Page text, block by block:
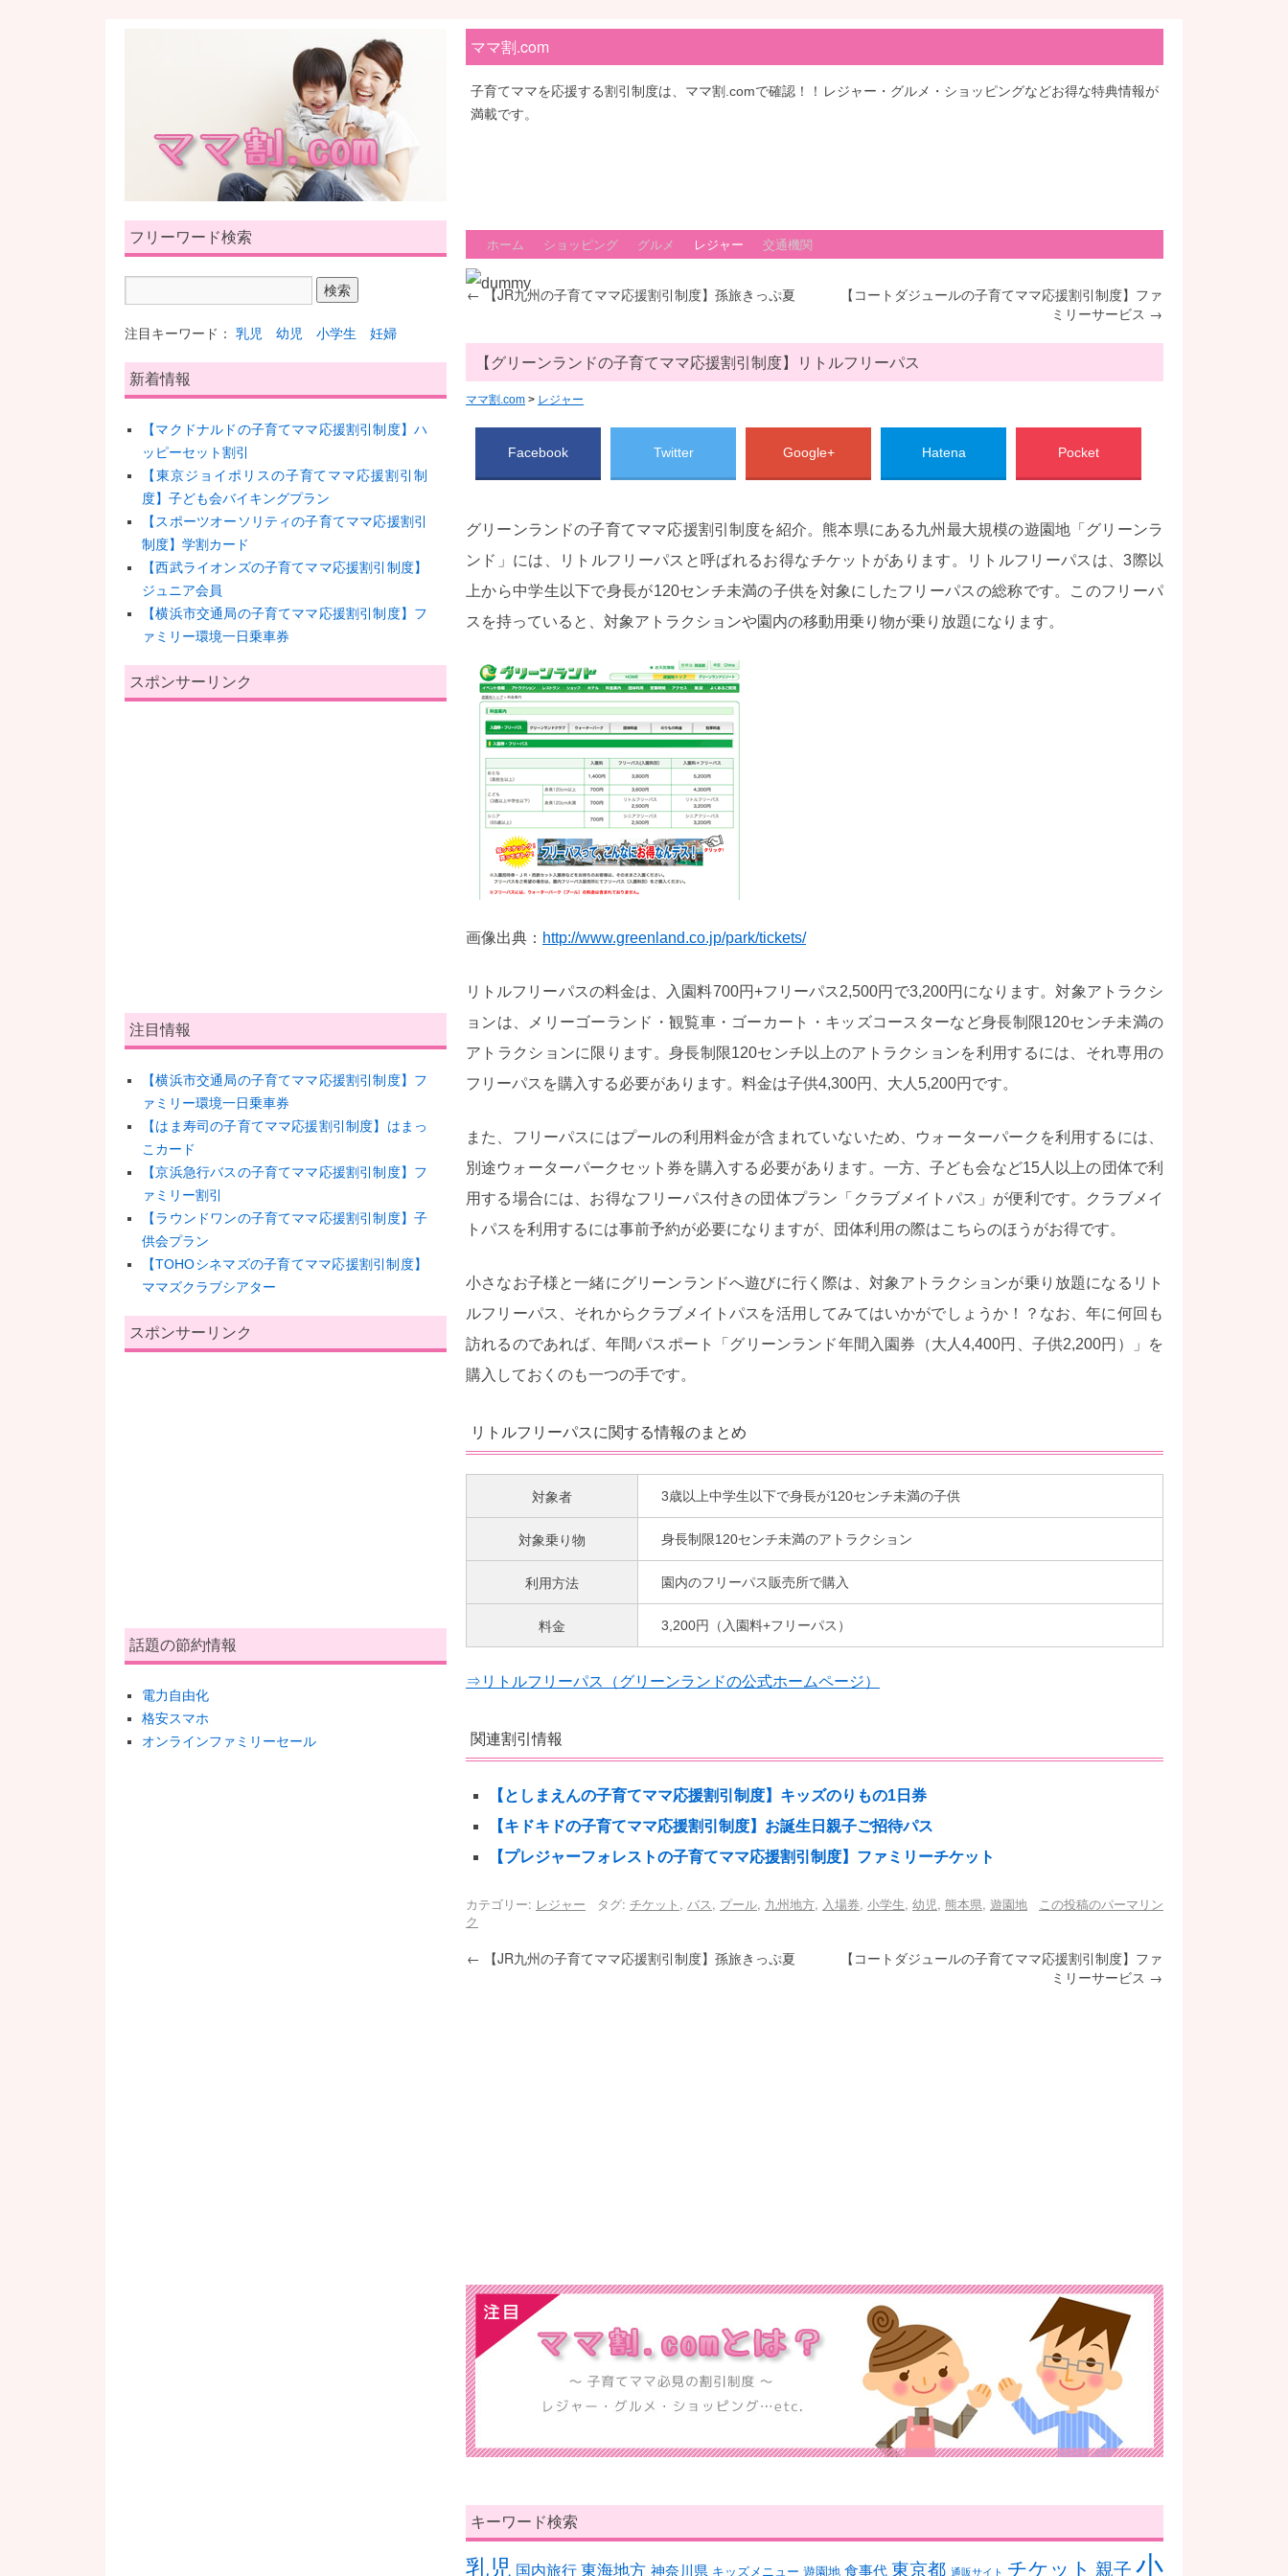
ママ割.com
子育てママを応援する割引制度は、ママ割.comで確認！！レジャー・グルメ・ショッピングなどお得な特典情報が
満載です。
ホーム ショッピング グルメ レジャー 交通機関
← 【JR九州の子育てママ応援割引制度】孫旅きっぷ夏
【コートダジュールの子育てママ応援割引制度】ファ
ミリーサービス →
【グリーンランドの子育てママ応援割引制度】リトルフリーパス
ママ割.com > レジャー
Facebook Twitter Google+ Hatena Pocket
グリーンランドの子育てママ応援割引制度を紹介。熊本県にある九州最大規模の遊園地「グリーンラ
ンド」には、リトルフリーパスと呼ばれるお得なチケットがあります。リトルフリーパスは、3際以
上から中学生以下で身長が120センチ未満の子供を対象にしたフリーパスの総称です。このフリーパ
スを持っていると、対象アトラクションや園内の移動用乗り物が乗り放題になります。
画像出典： http://www.greenland.co.jp/park/tickets/
リトルフリーパスの料金は、入園料700円+フリーパス2,500円で3,200円になります。対象アトラクシ
ョンは、メリーゴーランド・観覧車・ゴーカート・キッズコースターなど身長制限120センチ未満の
アトラクションに限ります。身長制限120センチ以上のアトラクションを利用するには、それ専用の
フリーパスを購入する必要があります。料金は子供4,300円、大人5,200円です。
また、フリーパスにはプールの利用料金が含まれていないため、ウォーターパークを利用するには、
別途ウォーターパークセット券を購入する必要があります。一方、子ども会など15人以上の団体で利
用する場合には、お得なフリーパス付きの団体プラン「クラブメイトパス」が便利です。クラブメイ
トパスを利用するには事前予約が必要になりますが、団体利用の際はこちらのほうがお得です。
小さなお子様と一緒にグリーンランドへ遊びに行く際は、対象アトラクションが乗り放題になるリト
ルフリーパス、それからクラブメイトパスを活用してみてはいかがでしょうか！？なお、年に何回も
訪れるのであれば、年間パスポート「グリーンランド年間入園券（大人4,400円、子供2,200円）」を
購入しておくのも一つの手です。
リトルフリーパスに関する情報のまとめ
対象者 3歳以上中学生以下で身長が120センチ未満の子供
対象乗り物 身長制限120センチ未満のアトラクション
利用方法 園内のフリーパス販売所で購入
料金 3,200円（入園料+フリーパス）
⇒リトルフリーパス（グリーンランドの公式ホームページ）
関連割引情報
【としまえんの子育てママ応援割引制度】キッズのりもの1日券
【キドキドの子育てママ応援割引制度】お誕生日親子ご招待パス
【プレジャーフォレストの子育てママ応援割引制度】ファミリーチケット
カテゴリー: レジャー タグ: チケット , バス, プール, 九州地方, 入場券, 小学生, 幼児, 熊本県, 遊園地
この投稿のパーマリン
ク
← 【JR九州の子育てママ応援割引制度】孫旅きっぷ夏
【コートダジュールの子育てママ応援割引制度】ファ
ミリーサービス →
キーワード検索
乳児 国内旅行 東海地方 神奈川県 キッズメニュー 遊園地 食事代 東京都 通販サイト チケット 親子 小
フリーワード検索
注目キーワード： 乳児 幼児 小学生 妊婦
新着情報
【マクドナルドの子育てママ応援割引制度】ハ
ッピーセット割引
【東京ジョイポリスの子育てママ応援割引制
度】子ども会バイキングプラン
【スポーツオーソリティの子育てママ応援割引
制度】学割カード
【西武ライオンズの子育てママ応援割引制度】
ジュニア会員
【横浜市交通局の子育てママ応援割引制度】フ
ァミリー環境一日乗車券
スポンサーリンク
注目情報
【横浜市交通局の子育てママ応援割引制度】フ
ァミリー環境一日乗車券
【はま寿司の子育てママ応援割引制度】はまっ
こカード
【京浜急行バスの子育てママ応援割引制度】フ
ァミリー割引
【ラウンドワンの子育てママ応援割引制度】子
供会プラン
【TOHOシネマズの子育てママ応援割引制度】
ママズクラブシアター
スポンサーリンク
話題の節約情報
電力自由化
格安スマホ
オンラインファミリーセール